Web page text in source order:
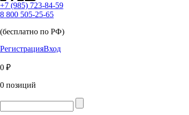
+7 (985) 723-84-59
8 800 505-25-65
(бесплатно по РФ)
РегистрацияВход
0 ₽
0 позиций